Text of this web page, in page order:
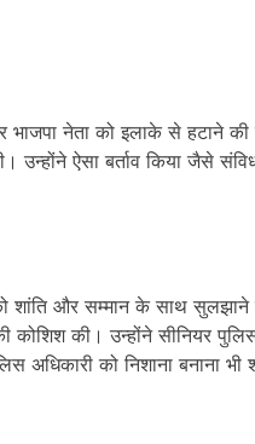
नेता को इलाके से हटाने की
उन्होंने ऐसा बर्ताव किया जैसे
शांति और सम्मान के साथ
कोशिश की। उन्होंने सीनियर
अधिकारी को निशाना बनाना भी